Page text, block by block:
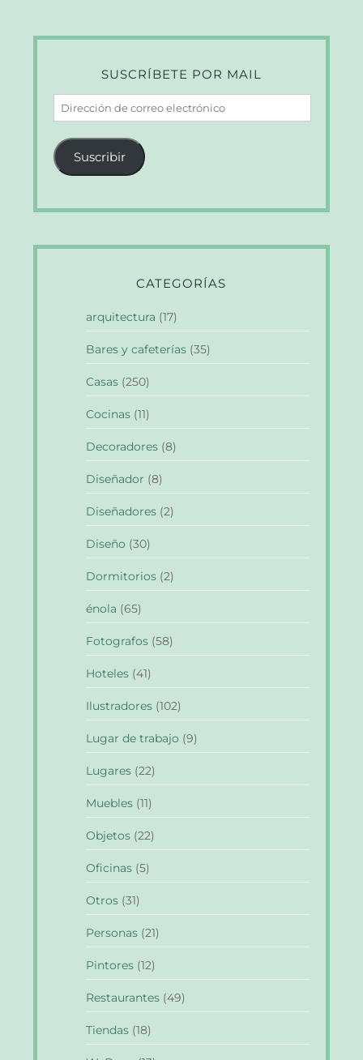
SUSCRÍBETE POR MAIL
Dirección
de
correo
electrónico
Suscribir
CATEGORÍAS
arquitectura (17)
Bares y cafeterías (35)
Casas (250)
Cocinas (11)
Decoradores (8)
Diseñador (8)
Diseñadores (2)
Diseño (30)
Dormitorios (2)
énola (65)
Fotografos (58)
Hoteles (41)
Ilustradores (102)
Lugar de trabajo (9)
Lugares (22)
Muebles (11)
Objetos (22)
Oficinas (5)
Otros (31)
Personas (21)
Pintores (12)
Restaurantes (49)
Tiendas (18)